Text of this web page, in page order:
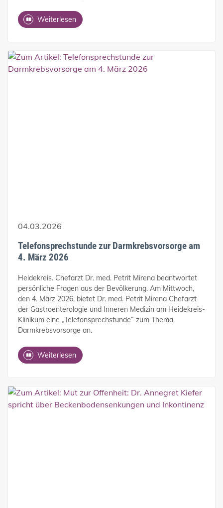
Weiterlesen
04.03.2026
Telefonsprechstunde zur Darmkrebsvorsorge am
4. März 2026
Heidekreis. Chefarzt Dr. med. Petrit Mirena beantwortet
persönliche Fragen aus der Bevölkerung. Am Mittwoch,
den 4. März 2026, bietet Dr. med. Petrit Mirena Chefarzt
der Gastroenterologie und Inneren Medizin am Heidekreis-
Klinikum eine „Telefonsprechstunde“ zum Thema
Darmkrebsvorsorge an.
Weiterlesen